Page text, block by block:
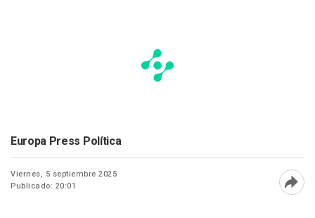
Europa Press Política
Viernes, 5 septiembre 2025
Publicado: 20:01